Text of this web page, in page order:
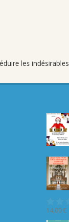
les
Note
14,00€